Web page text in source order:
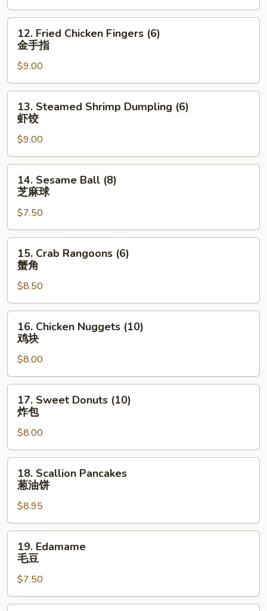
12.
Fried
Chicken
Fingers
(6)
金
12. Fried Chicken Fingers (6)
金手指
$9.00
13.
Steamed
Shrimp
Dumpling
(6)
虾
13. Steamed Shrimp Dumpling (6)
虾饺
$9.00
14.
Sesame
Ball
(8)
芝
麻
14. Sesame Ball (8)
芝麻球
$7.50
15.
Crab
Rangoons
(6)
蟹
角
15. Crab Rangoons (6)
蟹角
$8.50
16.
Chicken
Nuggets
(10)
鸡
块
16. Chicken Nuggets (10)
鸡块
$8.00
17.
Sweet
Donuts
(10)
炸
包
17. Sweet Donuts (10)
炸包
$8.00
18.
Scallion
Pancakes
油
饼
18. Scallion Pancakes
葱油饼
$8.95
19.
Edamame
19. Edamame
毛豆
$7.50